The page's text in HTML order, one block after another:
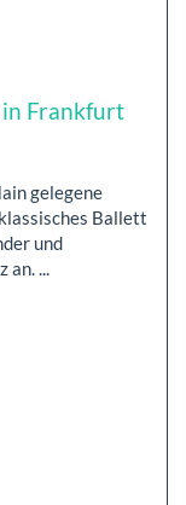
Frankfurt
gelegene
Ballett
und
an. ...